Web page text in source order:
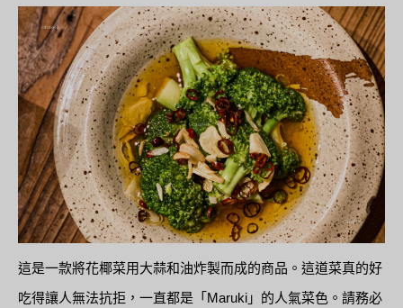
這是一款將花椰菜用大蒜和油炸製而成的商品。這道菜真的好
吃得讓人無法抗拒，一直都是「Maruki」的人氣菜色。請務必